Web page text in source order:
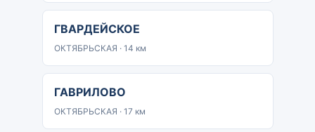
ГВАРДЕЙСКОЕ
ОКТЯБРЬСКАЯ · 14 км
ГАВРИЛОВО
ОКТЯБРЬСКАЯ · 17 км